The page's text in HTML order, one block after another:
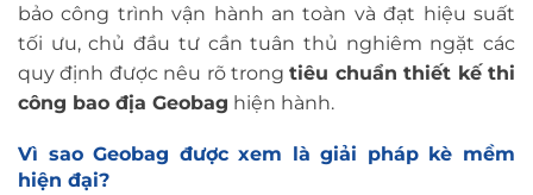
bảo công trình vận hành an toàn và đạt hiệu suất
tối ưu, chủ đầu tư cần tuân thủ nghiêm ngặt các
quy định được nêu rõ trongtiêu chuẩn thiết kế thi
công bao địa Geobag hiện hành.
Vì sao Geobag được xem là giải pháp kè mềm
hiện đại?